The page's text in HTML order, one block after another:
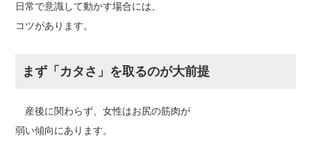
日常で意識して動かす場合には、
コツがあります。
まず「カタさ」を取るのが大前提
産後に関わらず、女性はお尻の筋肉が
弱い傾向にあります。